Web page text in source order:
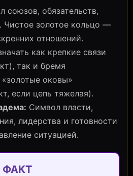
союзов, обязательств,
Чистое золотое кольцо —
отношений.
как крепкие связи
так и бремя
«золотые оковы»
если цепь тяжелая).
Символ власти,
лидерства и готовности
ситуацией.
ФАКТ